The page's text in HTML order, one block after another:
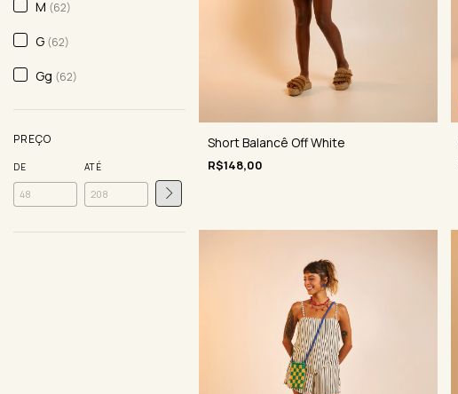
M (62)
G (62)
Gg (62)
PREÇO
DE ATÉ
Short Balancê Off White
R$148,00